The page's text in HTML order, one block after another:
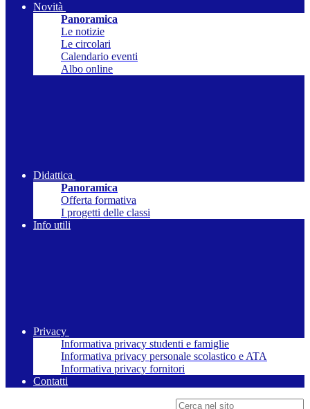
Novità
Panoramica
Le notizie
Le circolari
Calendario eventi
Albo online
Didattica
Panoramica
Offerta formativa
I progetti delle classi
Info utili
Privacy
Informativa privacy studenti e famiglie
Informativa privacy personale scolastico e ATA
Informativa privacy fornitori
Contatti